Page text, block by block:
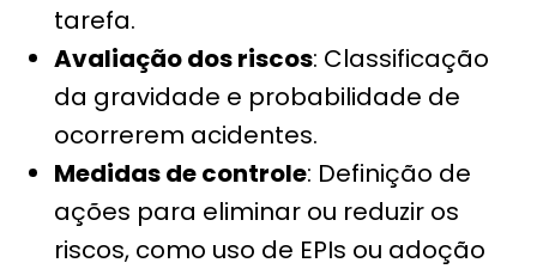
tarefa.
Avaliação dos riscos: Classificação
da gravidade e probabilidade de
ocorrerem acidentes.
Medidas de controle: Definição de
ações para eliminar ou reduzir os
riscos, como uso de EPIs ou adoção